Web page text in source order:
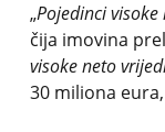
„Pojedinci
čija imovina
visoke neto
30 miliona